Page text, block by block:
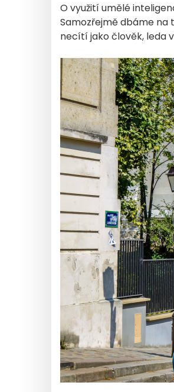
O využití umělé
Samozřejmě dbáme na
necítí jako člověk, leda